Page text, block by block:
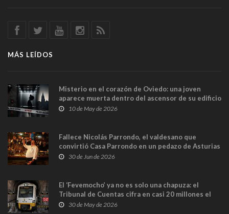
MÁS LEÍDOS
Misterio en el corazón de Oviedo: una joven
aparece muerta dentro del ascensor de su edificio
y las cámaras captan sus últimos minutos
10 de May de 2026
Fallece Nicolás Parrondo, el valdesano que
convirtió Casa Parrondo en un pedazo de Asturias
en Madrid
30 de Jun de 2026
El ‘Fevemocho’ ya no es solo una chapuza: el
Tribunal de Cuentas cifra en casi 20 millones el
sobrecoste de los trenes que no cabían por los
30 de May de 2026